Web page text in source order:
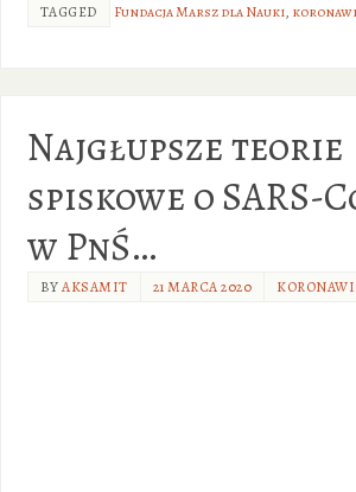
TAGGED Fundacja Marsz dla Nauki,
Najgłupsze teorie
spiskowe o SARS-
w PnŚ…
BYAKSAMIT 21 MARCA 2020